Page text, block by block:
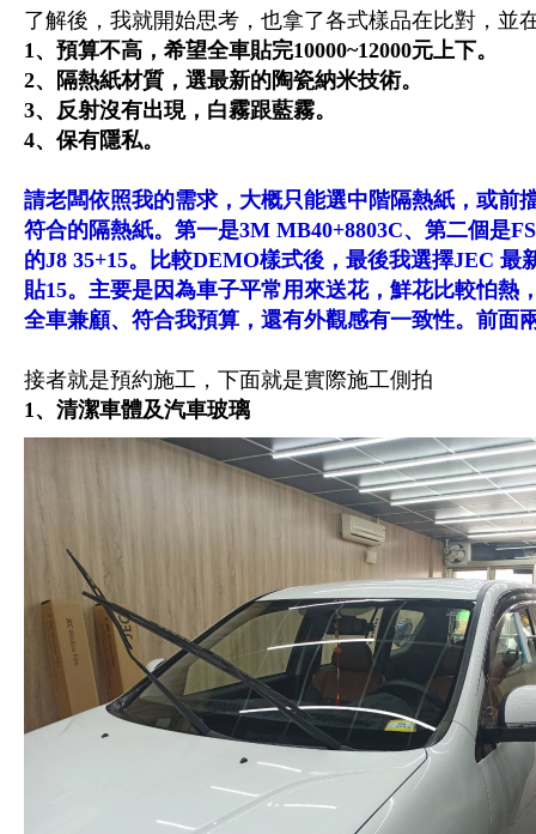
了解後，我就開始思考，也拿了各式樣品在比對，並
1、預算不高，希望全車貼完10000~12000元上下。
2、隔熱紙材質，選最新的陶瓷納米技術。
3、反射沒有出現，白霧跟藍霧。
4、保有隱私。
請老闆依照我的需求，大概只能選中階隔熱紙，或前
符合的隔熱紙。第一是3M MB40+8803C、第二個是
的J8 35+15。比較DEMO樣式後，最後我選擇JEC 最
貼15。主要是因為車子平常用來送花，鮮花比較怕熱
全車兼顧、符合我預算，還有外觀感有一致性。前面
接者就是預約施工，下面就是實際施工側拍
1、清潔車體及汽車玻璃